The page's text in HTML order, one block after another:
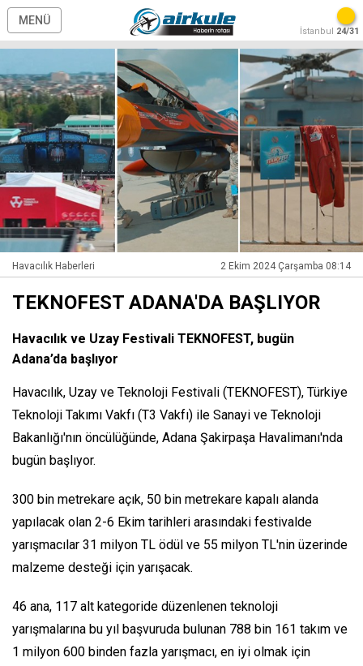
MENÜ
İstanbul 24/31
Havacılık Haberleri 2 Ekim 2024 Çarşamba 08:14
TEKNOFEST ADANA'DA BAŞLIYOR
Havacılık ve Uzay Festivali TEKNOFEST, bugün
Adana’da başlıyor
Havacılık, Uzay ve Teknoloji Festivali (TEKNOFEST), Türkiye
Teknoloji Takımı Vakfı (T3 Vakfı) ile Sanayi ve Teknoloji
Bakanlığı'nın öncülüğünde, Adana Şakirpaşa Havalimanı'nda
bugün başlıyor.
300 bin metrekare açık, 50 bin metrekare kapalı alanda
yapılacak olan 2-6 Ekim tarihleri arasındaki festivalde
yarışmacılar 31 milyon TL ödül ve 55 milyon TL'nin üzerinde
malzeme desteği için yarışacak.
46 ana, 117 alt kategoride düzenlenen teknoloji
yarışmalarına bu yıl başvuruda bulunan 788 bin 161 takım ve
1 milyon 600 binden fazla yarışmacı, en iyi olmak için